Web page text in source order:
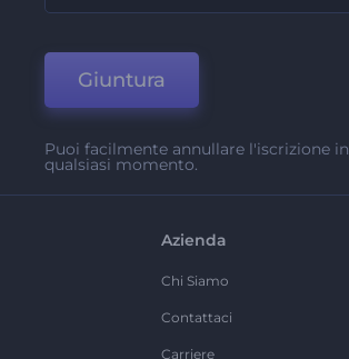
Giuntura
Puoi facilmente annullare l'iscrizione in
qualsiasi momento.
Azienda
Chi Siamo
Contattaci
Carriere